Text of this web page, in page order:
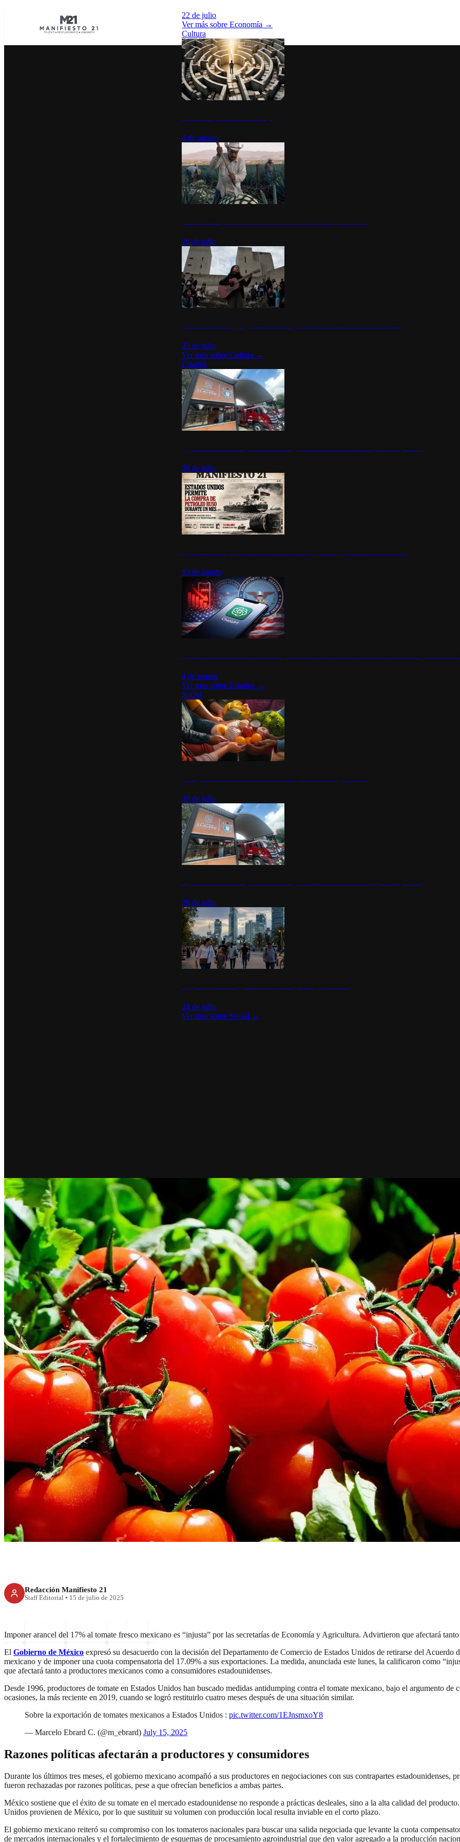
22 de julio
Ver más sobreEconomía →
Cultura
4 de agosto
26 de julio
25 de julio
Ver más sobreCultura →
Estados
28 de julio
13 de marzo
4 de marzo
Ver más sobreEstados →
Social
30 de julio
28 de julio
24 de julio
Ver más sobre Social →
ECONOMÍA
México rechaza cuota del 17% al
tomate: “decisión injusta”
Redacción Manifiesto 21
Staff Editorial • 15 de julio de 2025
Imponer arancel del 17% al tomate fresco mexicano es “injusta” por las secretarías de Economía y Agricultura. Advirtieron que afectará
El Gobierno de México expresó su desacuerdo con la decisión del Departamento de Comercio de Estados Unidos de retirarse del
mexicano y de imponer una cuota compensatoria del 17.09% a sus exportaciones. La medida, anunciada este lunes, la calificaron como
que afectará tanto a productores mexicanos como a consumidores estadounidenses.
Desde 1996, productores de tomate en Estados Unidos han buscado medidas antidumping contra el tomate mexicano, bajo el argumento de
ocasiones, la más reciente en 2019, cuando se logró restituirlo cuatro meses después de una situación similar.
Sobre la exportación de tomates mexicanos a Estados Unidos : pic.twitter.com/1EJnsmxoY8
— Marcelo Ebrard C. (@m_ebrard) July 15, 2025
Razones políticas afectarán a productores y consumidores
Durante los últimos tres meses, el gobierno mexicano acompañó a sus productores en negociaciones con sus contrapartes estadounidenses,
fueron rechazadas por razones políticas, pese a que ofrecían beneficios a ambas partes.
México sostiene que el éxito de su tomate en el mercado estadounidense no responde a prácticas desleales, sino a la alta calidad del
Unidos provienen de México, por lo que sustituir su volumen con producción local resulta inviable en el corto plazo.
El gobierno mexicano reiteró su compromiso con los tomateros nacionales para buscar una salida negociada que levante la cuota
de mercados internacionales y el fortalecimiento de esquemas de procesamiento agroindustrial que den valor agregado a la producción